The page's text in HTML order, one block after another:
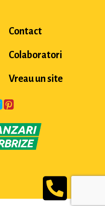
Contact
Colaboratori
Vreau un site